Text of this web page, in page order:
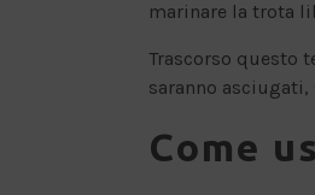
marinare la trota
Trascorso questo
saranno
Come